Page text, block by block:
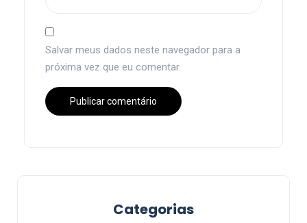
Salvar meus dados neste navegador para a
próxima vez que eu comentar.
Categorias